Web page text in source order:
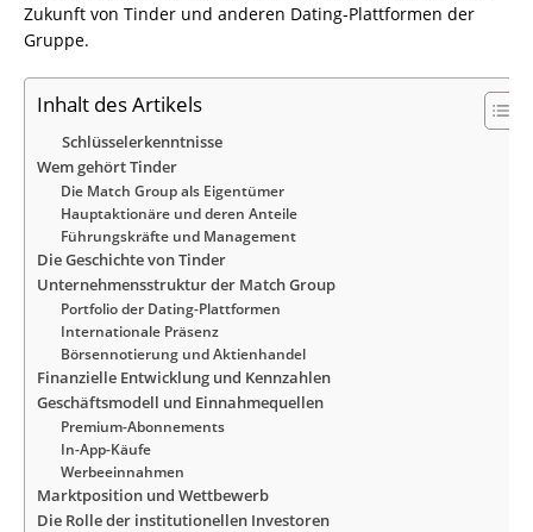
Zukunft von Tinder und anderen Dating-Plattformen der
Gruppe.
Inhalt des Artikels
Schlüsselerkenntnisse
Wem gehört Tinder
Die Match Group als Eigentümer
Hauptaktionäre und deren Anteile
Führungskräfte und Management
Die Geschichte von Tinder
Unternehmensstruktur der Match Group
Portfolio der Dating-Plattformen
Internationale Präsenz
Börsennotierung und Aktienhandel
Finanzielle Entwicklung und Kennzahlen
Geschäftsmodell und Einnahmequellen
Premium-Abonnements
In-App-Käufe
Werbeeinnahmen
Marktposition und Wettbewerb
Die Rolle der institutionellen Investoren